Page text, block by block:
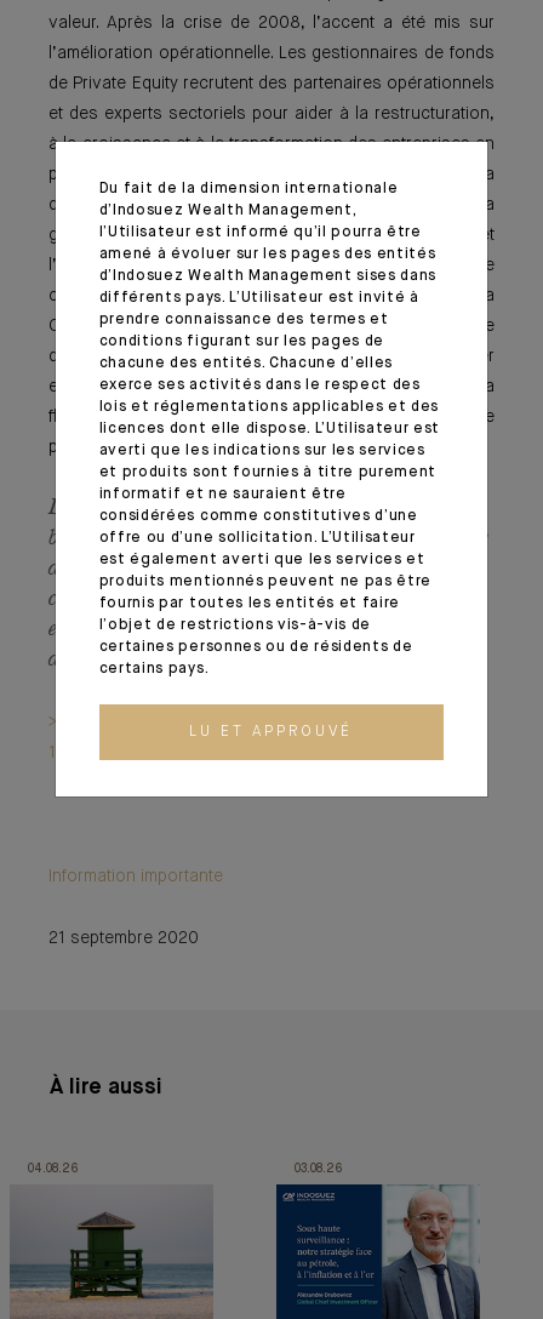
valeur. Après la crise de 2008, l’accent a été mis sur
l’amélioration opérationnelle. Les gestionnaires de fonds
de Private Equity recrutent des partenaires opérationnels
et des experts sectoriels pour aider à la restructuration,
à la croissance et à la transformation des entreprises en
portefeuille. La transforma­tion stratégique, y compris la
digitalisation, la délocalisation de la production, la
gestion de la trésorerie, la continuité opérationnelle et
l’identification des nouvelles habitudes de
consommation sont les clés du succès. L’impact de la
COVID persistera pendant un certain temps. À la lumière
des défis à venir, le Private Equity continuera à s’adapter
et à évoluer. L’esprit d’entreprise, la nature résiliente et la
flexibilité permettront à l’industrie de survivre et de
prospérer.
Le groupe Indosuez Wealth Management
bénéficie de 20 ans d’expérience dans le domaine
des investissements de Private Equity. 25
collaborateurs répartis dans 7 bureaux, dont 2
en Asie, gèrent plus de USD 5 milliards
d’investissements.
> L'interview est disponible ici (SPHERE, Indosuez,
14/09/2020, pp. 42-43)
Information importante
21 septembre 2020
À lire aussi
04.08.26 03.08.26
Du fait de la dimension internationale
d’Indosuez Wealth Management,
l’Utilisateur est informé qu’il pourra être
amené à évoluer sur les pages des entités
d’Indosuez Wealth Management sises dans
différents pays. L’Utilisateur est invité à
prendre connaissance des termes et
conditions figurant sur les pages de
chacune des entités. Chacune d’elles
exerce ses activités dans le respect des
lois et réglementations applicables et des
licences dont elle dispose. L’Utilisateur est
averti que les indications sur les services
et produits sont fournies à titre purement
informatif et ne sauraient être
considérées comme constitutives d’une
offre ou d’une sollicitation. L’Utilisateur
est également averti que les services et
produits mentionnés peuvent ne pas être
fournis par toutes les entités et faire
l’objet de restrictions vis-à-vis de
certaines personnes ou de résidents de
certains pays.
LU ET APPROUVÉ